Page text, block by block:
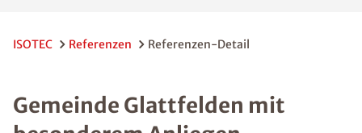
ISOTEC Referenzen Referenzen-Detail
Gemeinde Glattfelden mit